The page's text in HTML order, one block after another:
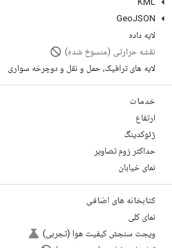
GeoJSON
لایه داده
نقشه حرارتی (منسوخ شده)
لایه های ترافیک، حمل و نقل و دوچرخه سواری
خدمات
ارتفاع
ژئوکدینگ
حداکثر زوم تصاویر
نمای خیابان
کتابخانه های اضافی
نمای کلی
ویجت سنجش کیفیت هوا (تجربی)